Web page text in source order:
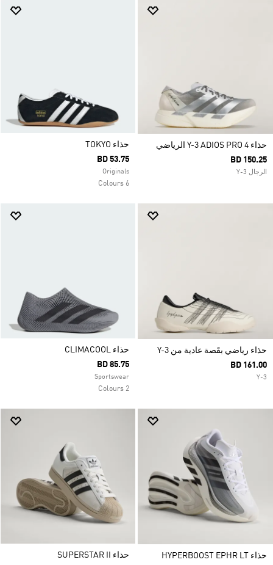
حذاء Y-3 ADIOS PRO 4 الرياضي
BD 150.25
الرجال Y-3
حذاء TOKYO
BD 53.75
Originals
6 Colours
حذاء رياضي بقَصة عادية من Y-3
BD 161.00
Y-3
حذاء CLIMACOOL
BD 85.75
Sportswear
2 Colours
حذاء HYPERBOOST EPHR LT
حذاء SUPERSTAR II